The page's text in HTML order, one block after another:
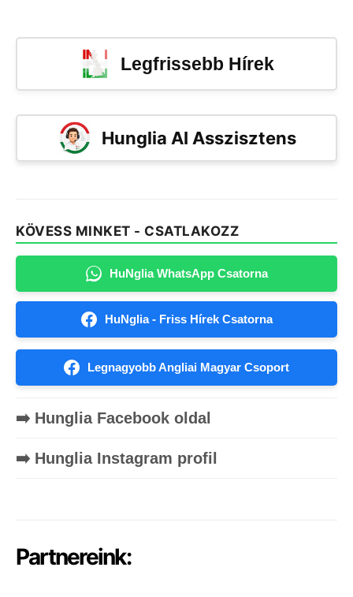
Legfrissebb Hírek
Hunglia AI Asszisztens
KÖVESS MINKET - CSATLAKOZZ
HuNglia WhatsApp Csatorna
HuNglia - Friss Hírek Csatorna
Legnagyobb Angliai Magyar Csoport
➡️ Hunglia Facebook oldal
➡️ Hunglia Instagram profil
Partnereink: